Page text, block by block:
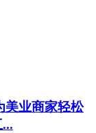
美业商家轻松